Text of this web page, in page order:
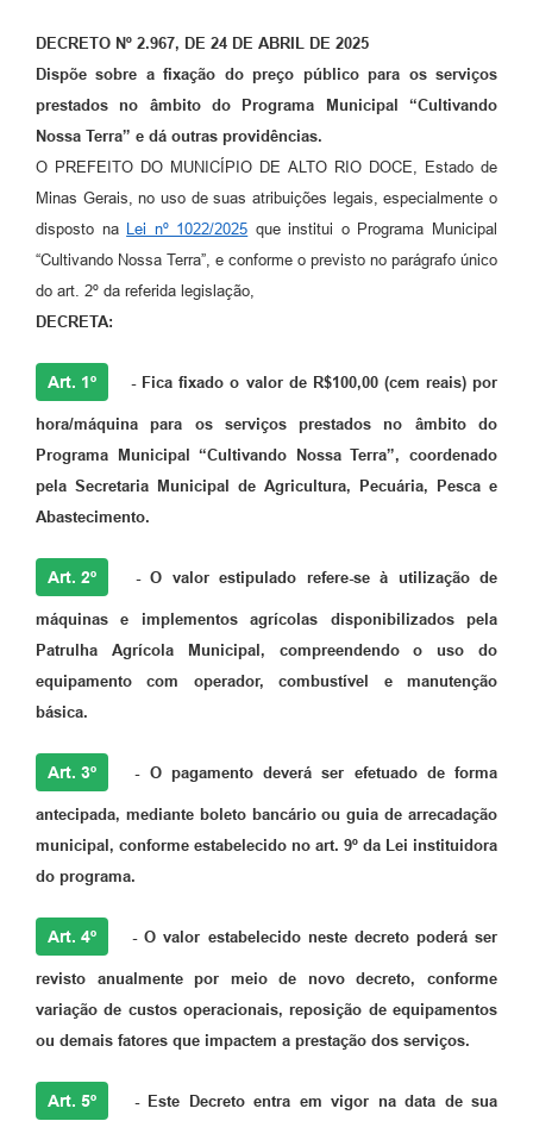
DECRETO Nº 2.967, DE 24 DE ABRIL DE 2025
Dispõe sobre a fixação do preço público para os serviços
prestados no âmbito do Programa Municipal “Cultivando
Nossa Terra” e dá outras providências.
O PREFEITO DO MUNICÍPIO DE ALTO RIO DOCE, Estado de
Minas Gerais, no uso de suas atribuições legais, especialmente o
disposto na Lei nº 1022/2025 que institui o Programa Municipal
“Cultivando Nossa Terra”, e conforme o previsto no parágrafo único
do art. 2º da referida legislação,
DECRETA:
Art. 1º -Fica fixado o valor de R$100,00 (cem reais)por
hora/máquina para os serviços prestados no âmbito do
Programa Municipal “Cultivando Nossa Terra”, coordenado
pela Secretaria Municipal de Agricultura, Pecuária, Pesca e
Abastecimento.
Art. 2º -O valor estipulado refere-se à utilização de
máquinas e implementos agrícolas disponibilizados pela
Patrulha Agrícola Municipal, compreendendo o uso do
equipamento com operador, combustível e manutenção
básica.
Art. 3º -O pagamento deverá ser efetuado de forma
antecipada, mediante boleto bancário ou guia de arrecadação
municipal, conforme estabelecido no art. 9º da Lei instituidora
do programa.
Art. 4º -O valor estabelecido neste decreto poderá ser
revisto anualmente por meio de novo decreto, conforme
variação de custos operacionais, reposição de equipamentos
ou demais fatores que impactem a prestação dos serviços.
Art. 5º -Este Decreto entra em vigor na data de sua